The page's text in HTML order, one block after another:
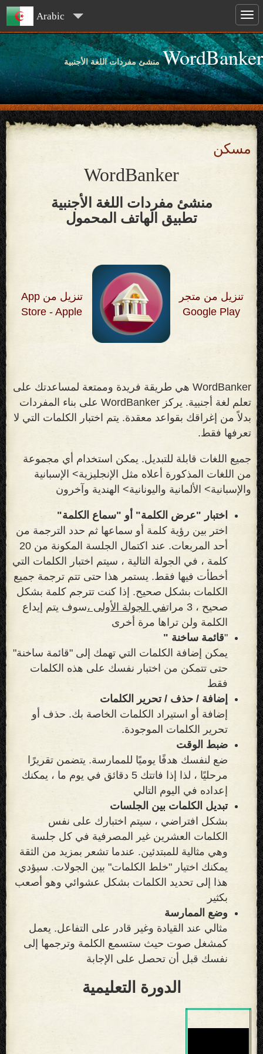
Arabic
WordBanker منشئ مفردات اللغة الأجنبية
مسكن
WordBanker
منشئ مفردات اللغة الأجنبية
تطبيق الهاتف المحمول
تنزيل من متجر
Google Play
تنزيل من App
Store - Apple
WordBanker هي طريقة فريدة وممتعة لمساعدتك على
تعلم لغة أجنبية. يركز WordBanker على بناء المفردات
بدلاً من إغراقك بقواعد معقدة. يتم اختبار الكلمات التي لا
تعرفها فقط.
جميع اللغات قابلة للتبديل. يمكن استخدام أي مجموعة
من اللغات المذكورة أعلاه مثل الإنجليزية> الإسبانية
والإسبانية> الألمانية واليونانية> الهندية وآخرون
اختبار "عرض الكلمة" أو "سماع الكلمة"
اختر بين رؤية كلمة أو سماعها ثم حدد الترجمة من
أحد المربعات. عند اكتمال الجلسة المكونة من 20
كلمة ، في الجولة التالية ، سيتم اختبار الكلمات التي
أخطأت فيها فقط. يستمر هذا حتى تتم ترجمة جميع
الكلمات بشكل صحيح. إذا كنت تترجم كلمة بشكل
صحيح ، 3 مرات
في الجولة الأولى ،سوف يتم إيداع
الكلمة ولن تراها مرة أخرى
"قائمة ساخنة "
يمكن إضافة الكلمات التي تهمك إلى "قائمة ساخنة"
حتى تتمكن من اختبار نفسك على هذه الكلمات
فقط
إضافة / حذف / تحرير الكلمات
إضافة أو استيراد الكلمات الخاصة بك. حذف أو
تحرير الكلمات الموجودة.
ضبط الوقت
ضع لنفسك هدفًا يوميًا للممارسة. يتضمن تقريرًا
مرحليًا ، لذا إذا فاتتك 5 دقائق في يوم ما ، يمكنك
إعداده في اليوم التالي
تبديل الكلمات بين الجلسات
بشكل افتراضي ، سيتم اختبارك على نفس
الكلمات العشرين غير المصرفية في كل جلسة
وهي مثالية للمبتدئين. عندما تشعر بمزيد من الثقة
يمكنك اختيار "خلط الكلمات" بين الجولات. سيؤدي
هذا إلى تحديد الكلمات بشكل عشوائي وهو أصعب
بكثير
وضع الممارسة
مثالي عند القيادة وغير قادر على التفاعل. يعمل
كمشغل صوت حيث ستسمع الكلمة وترجمها إلى
نفسك قبل أن تحصل على الإجابة
الدورة التعليمية